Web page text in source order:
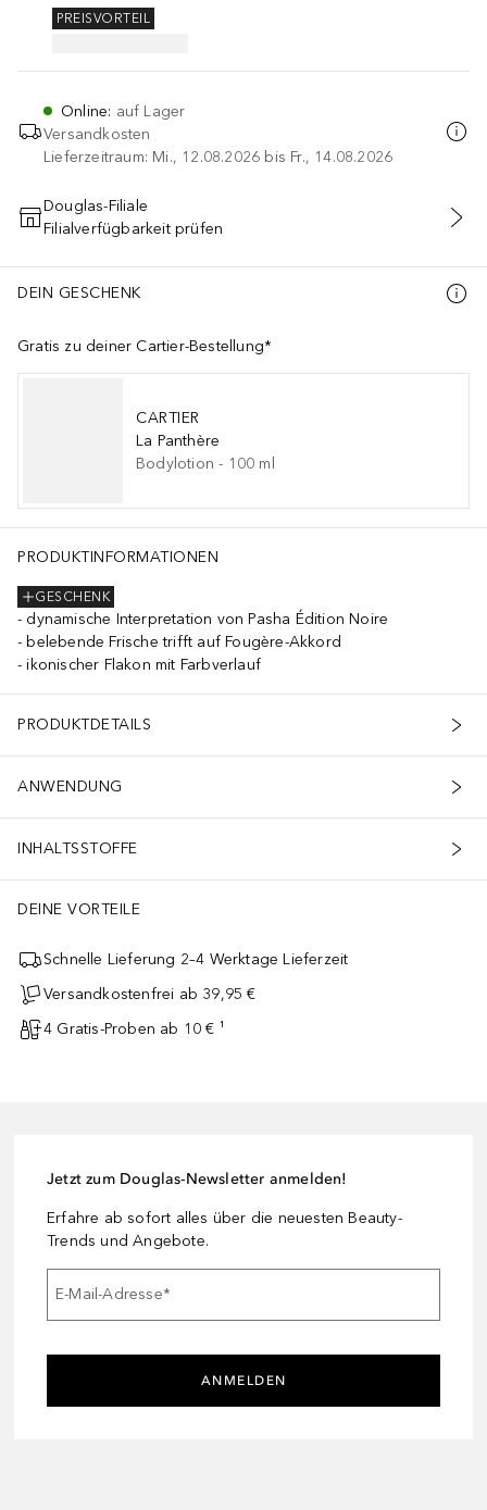
PREISVORTEIL
Online: auf Lager
Versandkosten
Lieferzeitraum: Mi., 12.08.2026 bis Fr., 14.08.2026
IN DEN WARENKORB
Douglas-Filiale
Filialverfügbarkeit prüfen
DEIN GESCHENK
Gratis zu deiner Cartier-Bestellung*
CARTIER
La Panthère
Bodylotion - 100 ml
PRODUKTINFORMATIONEN
GESCHENK
dynamische Interpretation von Pasha Édition Noire
belebende Frische trifft auf Fougère-Akkord
ikonischer Flakon mit Farbverlauf
PRODUKTDETAILS
ANWENDUNG
INHALTSSTOFFE
DEINE VORTEILE
Schnelle Lieferung 2–4 Werktage Lieferzeit
Versandkostenfrei ab 39,95 €
4 Gratis-Proben ab 10 € ¹
Jetzt zum Douglas-Newsletter anmelden!
Erfahre ab sofort alles über die neuesten Beauty-
Trends und Angebote.
E-Mail-Adresse*
ANMELDEN